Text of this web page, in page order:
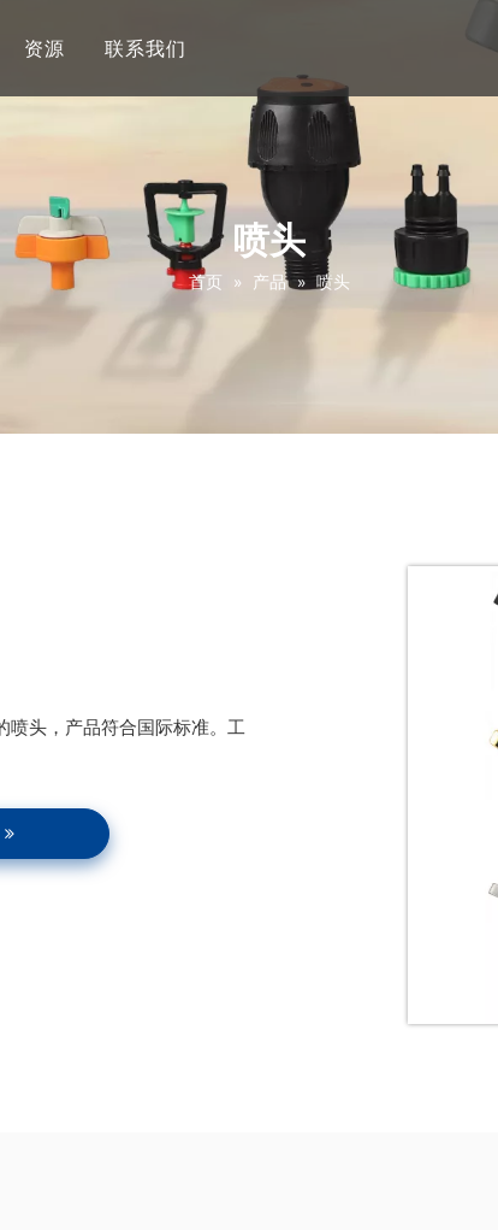
资源 联系我们
喷头
首页 » 产品 » 喷头
喷头，产品符合国际标准。工